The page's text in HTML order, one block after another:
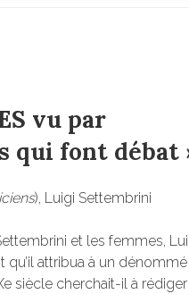
vu par
qui font débat
), Luigi Settembrini
et les femmes,
qu’il attribua à un dénommé
siècle cherchait-il à